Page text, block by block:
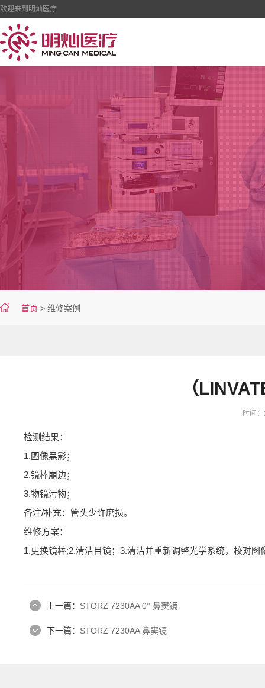
欢迎来到明灿医疗
首页 > 维修案例
（
时间
检测结果：
1.图像黑影；
2.镜棒崩边；
3.物镜污物；
备注/补充：管头少许磨损。
维修方案：
1.更换镜棒;2.清洁目镜；3.清洁并重新调整光学系统，校对
上一篇： STORZ 7230AA 0° 鼻窦镜
下一篇： STORZ 7230AA 鼻窦镜